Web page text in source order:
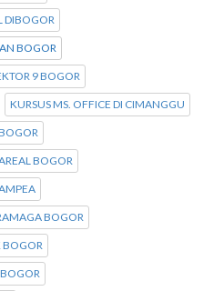
DIBOGOR
BOGOR
9 BOGOR
KURSUS MS. OFFICE DI CIMANGGU
BOGOR
BOGOR
BOGOR